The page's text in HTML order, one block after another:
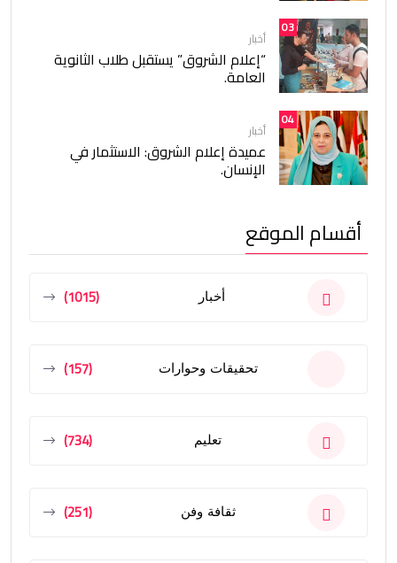
03
أخبار
“إعلام الشروق” يستقبل طلاب الثانوية
العامة.
04
أخبار
عميدة إعلام الشروق: الاستثمار في
الإنسان.
أقسام الموقع
أخبار (1015)
تحقيقات وحوارات (157)
تعليم (734)
ثقافة وفن (251)